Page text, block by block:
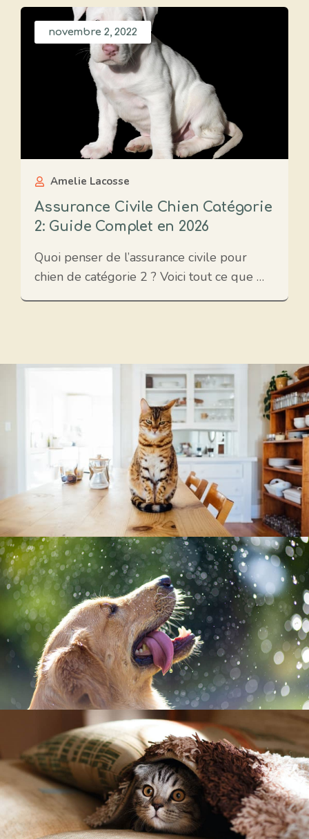
novembre 2, 2022
Amelie Lacosse
Assurance Civile Chien Catégorie
2: Guide Complet en 2026
Quoi penser de l’assurance civile pour
chien de catégorie 2 ? Voici tout ce que …